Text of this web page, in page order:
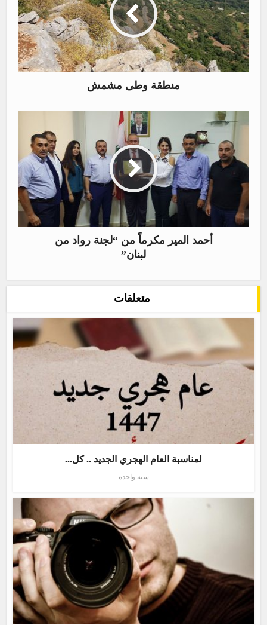
منطقة وطى مشمش
أحمد المير مكرماً من “لجنة رواد من
لبنان”
متعلقات
لمناسبة العام الهجري الجديد .. كل...
سنة واحدة